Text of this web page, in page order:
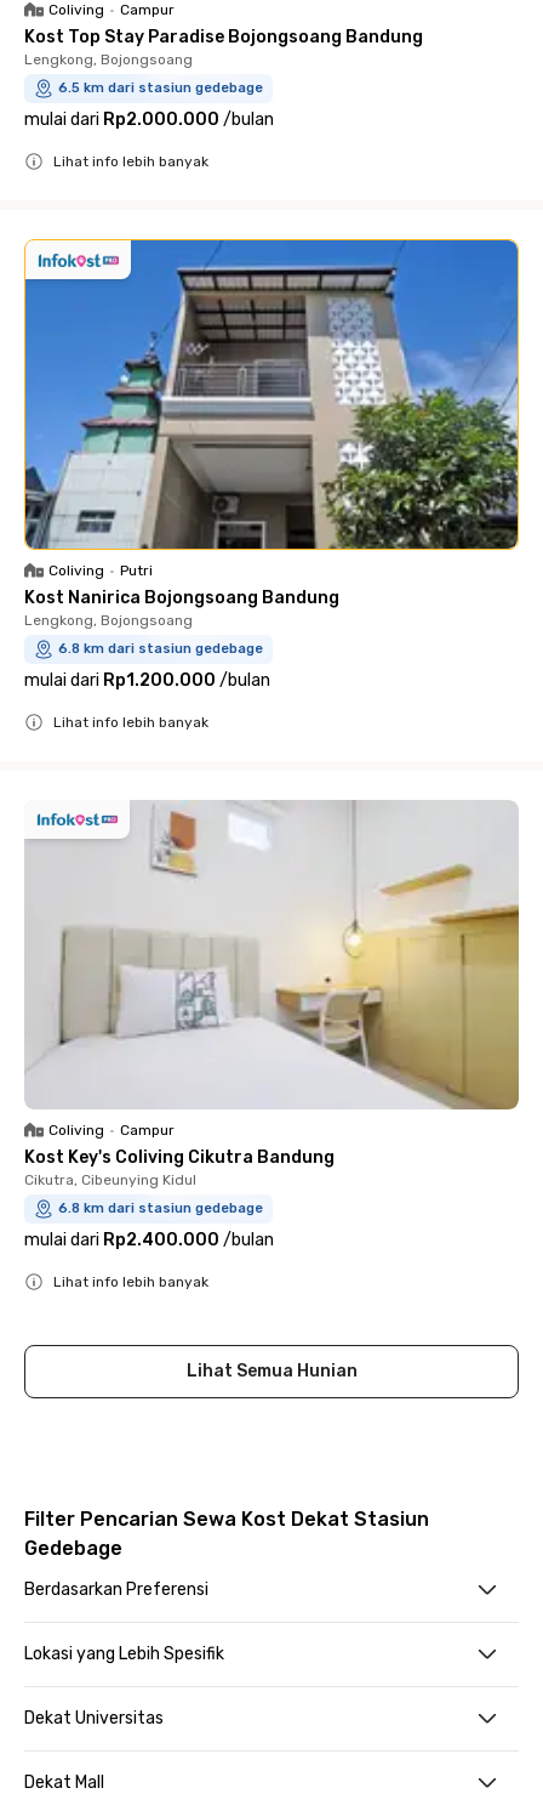
Coliving • Campur
Kost Top Stay Paradise Bojongsoang Bandung
Lengkong, Bojongsoang
6.5 km dari stasiun gedebage
mulai dari Rp2.000.000 /bulan
Lihat info lebih banyak
Coliving • Putri
Kost Nanirica Bojongsoang Bandung
Lengkong, Bojongsoang
6.8 km dari stasiun gedebage
mulai dari Rp1.200.000 /bulan
Lihat info lebih banyak
Coliving • Campur
Kost Key's Coliving Cikutra Bandung
Cikutra, Cibeunying Kidul
6.8 km dari stasiun gedebage
mulai dari Rp2.400.000 /bulan
Lihat info lebih banyak
Lihat Semua Hunian
Filter Pencarian Sewa Kost Dekat Stasiun
Gedebage
Berdasarkan Preferensi
Lokasi yang Lebih Spesifik
Dekat Universitas
Dekat Mall